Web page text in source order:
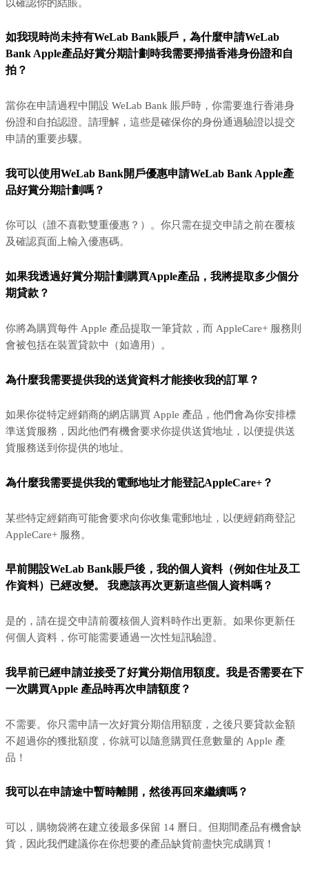
以確認你的結賬。
如我現時尚未持有WeLab Bank賬戶，為什麼申請WeLab
Bank Apple產品好賞分期計劃時我需要掃描香港身份證和自
拍？
當你在申請過程中開設 WeLab Bank 賬戶時，你需要進行香港身
份證和自拍認證。請理解，這些是確保你的身份通過驗證以提交
申請的重要步驟。
我可以使用WeLab Bank開戶優惠申請WeLab Bank Apple產
品好賞分期計劃嗎？
你可以（誰不喜歡雙重優惠？）。你只需在提交申請之前在覆核
及確認頁面上輸入優惠碼。
如果我透過好賞分期計劃購買Apple產品，我將提取多少個分
期貸款？
你將為購買每件 Apple 產品提取一筆貸款，而 AppleCare+ 服務則
會被包括在裝置貸款中（如適用）。
為什麼我需要提供我的送貨資料才能接收我的訂單？
如果你從特定經銷商的網店購買 Apple 產品，他們會為你安排標
準送貨服務，因此他們有機會要求你提供送貨地址，以便提供送
貨服務送到你提供的地址。
為什麼我需要提供我的電郵地址才能登記AppleCare+？
某些特定經銷商可能會要求向你收集電郵地址，以便經銷商登記
AppleCare+ 服務。
早前開設WeLab Bank賬戶後，我的個人資料（例如住址及工
作資料）已經改變。 我應該再次更新這些個人資料嗎？
是的，請在提交申請前覆核個人資料時作出更新。如果你更新任
何個人資料，你可能需要通過一次性短訊驗證。
我早前已經申請並接受了好賞分期信用額度。我是否需要在下
一次購買Apple 產品時再次申請額度？
不需要。你只需申請一次好賞分期信用額度，之後只要貸款金額
不超過你的獲批額度，你就可以隨意購買任意數量的 Apple 產
品！
我可以在申請途中暫時離開，然後再回來繼續嗎？
可以，購物袋將在建立後最多保留 14 曆日。但期間產品有機會缺
貨，因此我們建議你在你想要的產品缺貨前盡快完成購買！